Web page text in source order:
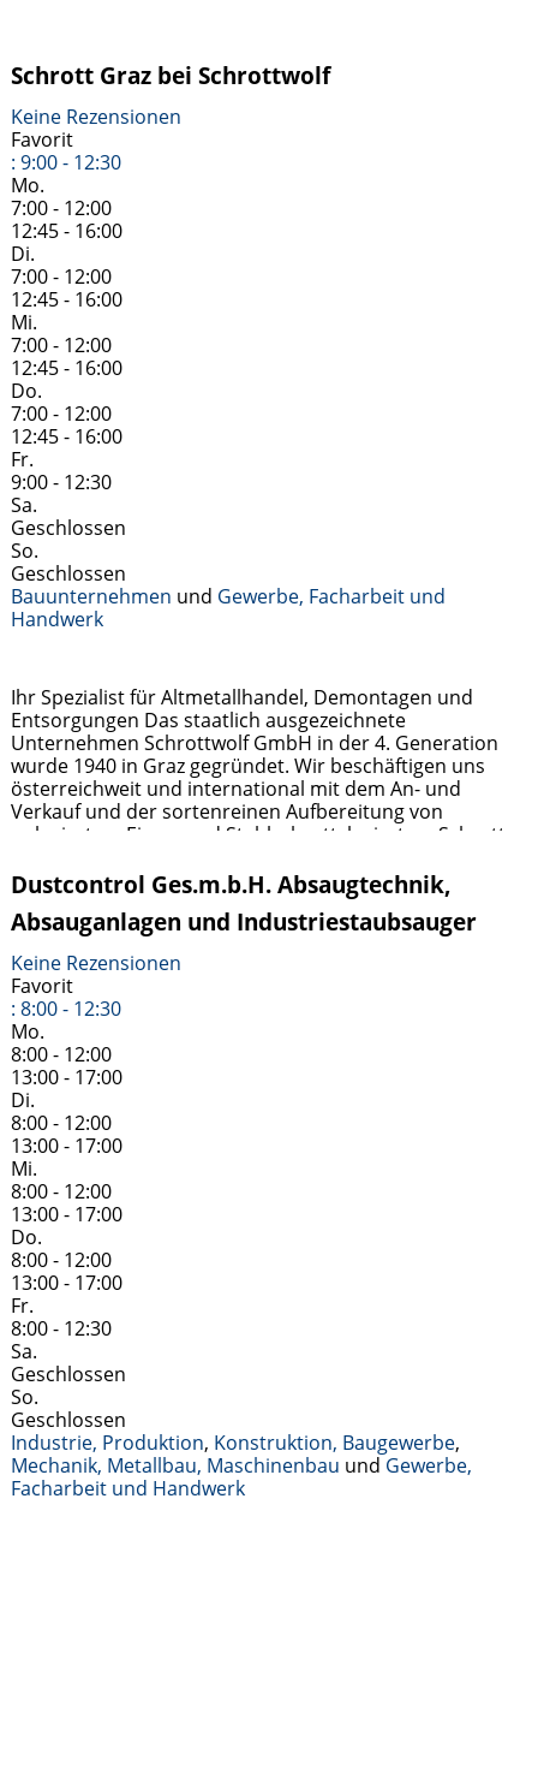
Schrott Graz bei Schrottwolf
Keine Rezensionen
Favorit
:9:00 - 12:30
Mo.
7:00 - 12:00
12:45 - 16:00
Di.
7:00 - 12:00
12:45 - 16:00
Mi.
7:00 - 12:00
12:45 - 16:00
Do.
7:00 - 12:00
12:45 - 16:00
Fr.
9:00 - 12:30
Sa.
Geschlossen
So.
Geschlossen
Bauunternehmen und Gewerbe, Facharbeit und
Handwerk
Ihr Spezialist für Altmetallhandel, Demontagen und
Entsorgungen Das staatlich ausgezeichnete
Unternehmen Schrottwolf GmbH in der 4. Generation
wurde 1940 in Graz gegründet. Wir beschäftigen uns
österreichweit und international mit dem An- und
Verkauf und der sortenreinen Aufbereitung von
unlegiertem Eisen- und Stahlschrott, legiertem Schrott,
ordnungsgemäßen Verwertung von Alt-Kraftfahrzeugen.
Dustcontrol Ges.m.b.H. Absaugtechnik,
Absauganlagen und Industriestaubsauger
Keine Rezensionen
Favorit
:8:00 - 12:30
Mo.
8:00 - 12:00
13:00 - 17:00
Di.
8:00 - 12:00
13:00 - 17:00
Mi.
8:00 - 12:00
13:00 - 17:00
Do.
8:00 - 12:00
13:00 - 17:00
Fr.
8:00 - 12:30
Sa.
Geschlossen
So.
Geschlossen
Industrie, Produktion, Konstruktion, Baugewerbe,
Mechanik, Metallbau, Maschinenbau und Gewerbe,
Facharbeit und Handwerk